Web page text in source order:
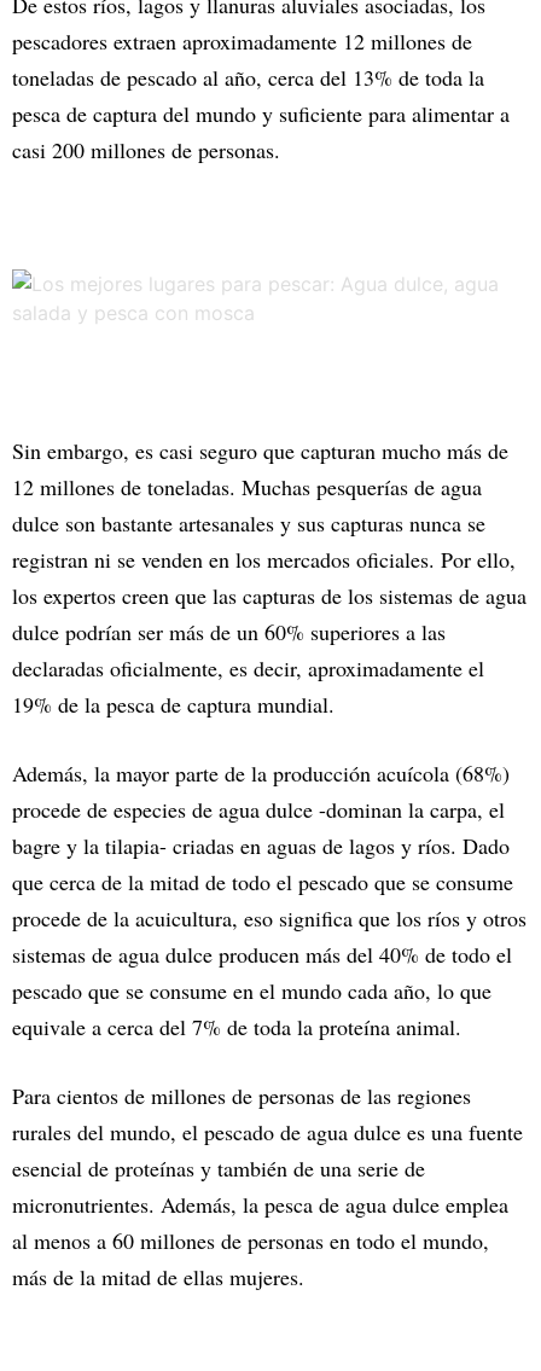
pescadores extraen aproximadamente 12 millones de
toneladas de pescado al año, cerca del 13% de toda la
pesca de captura del mundo y suficiente para alimentar a
casi 200 millones de personas.
Sin embargo, es casi seguro que capturan mucho más de
12 millones de toneladas. Muchas pesquerías de agua
dulce son bastante artesanales y sus capturas nunca se
registran ni se venden en los mercados oficiales. Por ello,
los expertos creen que las capturas de los sistemas de agua
dulce podrían ser más de un 60% superiores a las
declaradas oficialmente, es decir, aproximadamente el
19% de la pesca de captura mundial.
Además, la mayor parte de la producción acuícola (68%)
procede de especies de agua dulce -dominan la carpa, el
bagre y la tilapia- criadas en aguas de lagos y ríos. Dado
que cerca de la mitad de todo el pescado que se consume
procede de la acuicultura, eso significa que los ríos y otros
sistemas de agua dulce producen más del 40% de todo el
pescado que se consume en el mundo cada año, lo que
equivale a cerca del 7% de toda la proteína animal.
Para cientos de millones de personas de las regiones
rurales del mundo, el pescado de agua dulce es una fuente
esencial de proteínas y también de una serie de
micronutrientes. Además, la pesca de agua dulce emplea
al menos a 60 millones de personas en todo el mundo,
más de la mitad de ellas mujeres.